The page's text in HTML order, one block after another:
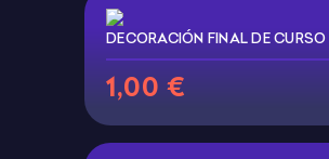
DECORACIÓN FINAL DE CURSO
1,00 €